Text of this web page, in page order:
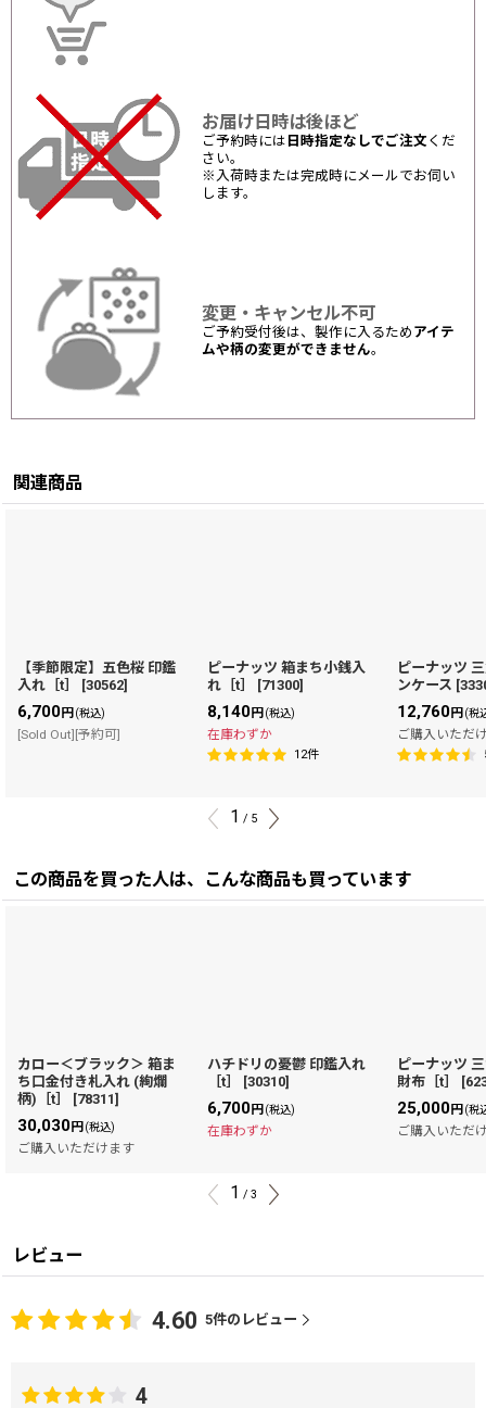
お届け日時は後ほど
ご予約時には 日時指定なしでご注文 くだ
さい。
※入荷時または完成時にメールでお伺い
します。
変更・キャンセル不可
ご予約受付後は、製作に入るため アイテ
ムや柄の変更ができません。
関連商品
【季節限定】五色桜 印鑑
入れ［t］
[30562]
6,700円 (税込)
[Sold Out][予約可]
ピーナッツ 箱まち小銭入
れ［t］
[71300]
8,140円 (税込)
在庫わずか
12件
ピーナッツ
ンケース [
12,760円 (税
ご購入いただ
1 / 5
この商品を買った人は、こんな商品も買っています
カロー＜ブラック＞ 箱ま
ち口金付き札入れ (絢爛
柄)［t］
[78311]
30,030円 (税込)
ご購入いただけます
ハチドリの憂鬱 印鑑入れ
［t］
[30310]
6,700円 (税込)
在庫わずか
ピーナッツ
財布［t］
[
25,000円 (税
ご購入いただ
1 / 3
レビュー
4.60 5件のレビュー
4